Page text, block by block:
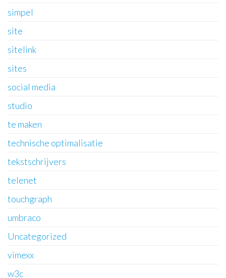
simpel
site
sitelink
sites
social media
studio
te maken
technische optimalisatie
tekstschrijvers
telenet
touchgraph
umbraco
Uncategorized
vimexx
w3c